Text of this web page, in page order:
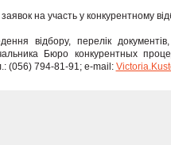
на участь у конкурентному
відбору, перелік
Бюро конкурентных
(056) 794-81-91; e-mail: